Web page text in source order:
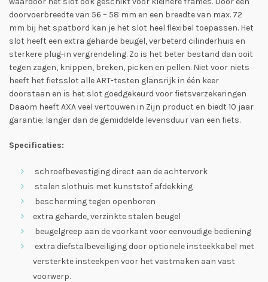
doorvoerbreedte van 56 – 58 mm en een breedte van max. 72
mm bij het spatbord kan je het slot heel flexibel toepassen. Het
slot heeft een extra geharde beugel, verbeterd cilinderhuis en
sterkere plug-in vergrendeling. Zo is het beter bestand dan ooit
tegen zagen, knippen, breken, picken en pellen. Niet voor niets
heeft het fietsslot alle ART-testen glansrijk in één keer
doorstaan en is het slot goedgekeurd voor fietsverzekeringen
Daaom heeft AXA veel vertouwen in Zijn product en biedt 10 jaar
garantie: langer dan de gemiddelde levensduur van een fiets.
Specificaties:
schroefbevestiging direct aan de achtervork
stalen slothuis met kunststof afdekking
bescherming tegen openboren
extra geharde, verzinkte stalen beugel
beugelgreep aan de voorkant voor eenvoudige bediening
extra diefstalbeveiliging door optionele insteekkabel met
versterkte insteekpen voor het vastmaken aan vast
voorwerp.